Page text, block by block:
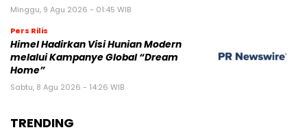
Minggu, 9 Agu 2026 - 01:45 WIB
Pers Rilis
Himel Hadirkan Visi Hunian Modern
melalui Kampanye Global “Dream
Home”
Sabtu, 8 Agu 2026 - 14:26 WIB
TRENDING